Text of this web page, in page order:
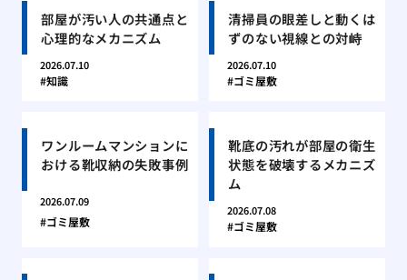
部屋が汚い人の共通点と
心理的なメカニズム
2026.07.10
知識
清掃員の眼差しと動くは
ずのない視線との対峙
2026.07.10
ゴミ屋敷
ワンルームマンションに
おける靴収納の失敗事例
2026.07.09
ゴミ屋敷
靴底の汚れが部屋の衛生
状態を破壊するメカニズ
ム
2026.07.08
ゴミ屋敷